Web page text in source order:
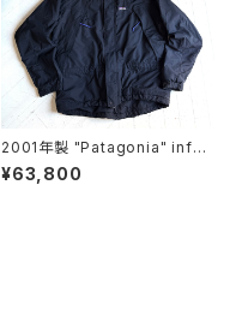
2001年製 "Patagonia" infur
no jacket
¥63,800